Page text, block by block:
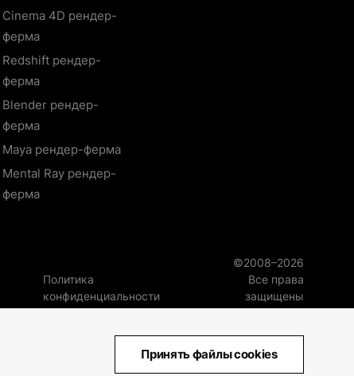
Cinema 4D рендер-
ферма
Redshift рендер-
ферма
Blender рендер-
ферма
Maya рендер-ферма
Mental Ray рендер-
ферма
Политика
конфиденциальности
©2008–2026
Все права
защищены
Принять файлы cookies